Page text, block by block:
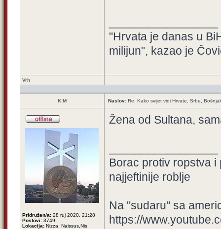
"Hrvata je danas u
milijun", kazao je
Vrh
K:M Naslov: Re: Kako svijet vidi Hrvate, Srbe,
Pridružen/a: 28 ruj 2020, 21:28
Postovi: 3749
Lokacija: Nizza, Naissus,Nis
Žena od Sultana,
Borac protiv ropstva i
najjeftinije roblje
Na "sudaru" sa
https://